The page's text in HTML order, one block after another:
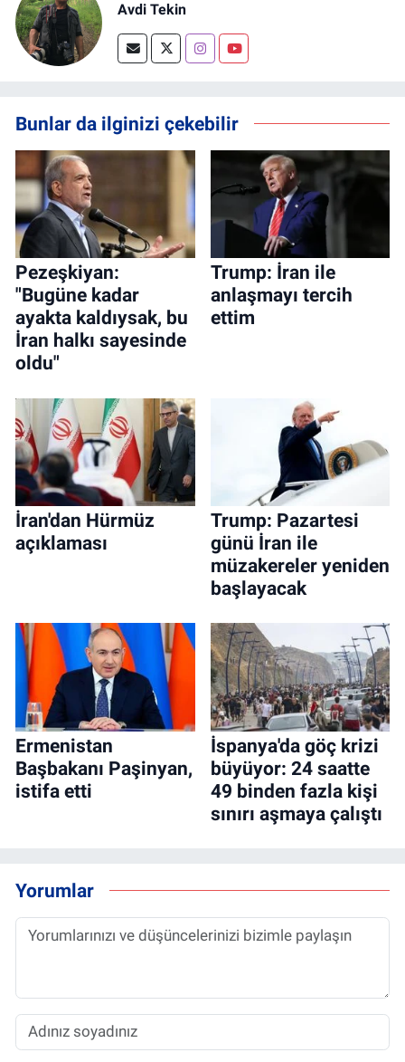
Avdi Tekin
Bunlar da ilginizi çekebilir
Pezeşkiyan:
"Bugüne kadar
ayakta kaldıysak, bu
İran halkı sayesinde
oldu"
Trump: İran ile
anlaşmayı tercih
ettim
İran'dan Hürmüz
açıklaması
Trump: Pazartesi
günü İran ile
müzakereler yeniden
başlayacak
Ermenistan
Başbakanı Paşinyan,
istifa etti
İspanya'da göç krizi
büyüyor: 24 saatte
49 binden fazla kişi
sınırı aşmaya çalıştı
Yorumlar